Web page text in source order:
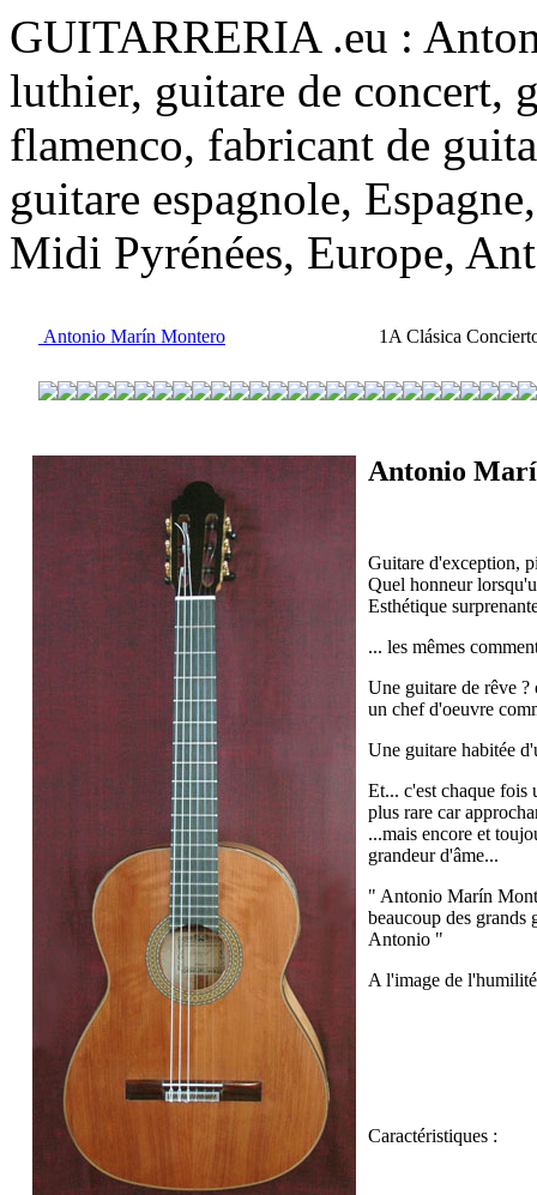
GUITARRERIA .eu :
luthier, guitare de concert,
flamenco, fabricant de
guitare espagnole,
Midi Pyrénées, Europe,
Antonio Marín Montero 1A Clásica
Antonio
Guitare d'exception,
Quel honneur
Esthétique
... les mêmes
Une guitare de rêve
un chef d'oeuvre
Une guitare habitée
Et... c'est chaque fois
plus rare car
...mais encore et
grandeur d'âme...
" Antonio Marín
beaucoup des grands
Antonio "
A l'image de
Caractéristiques :